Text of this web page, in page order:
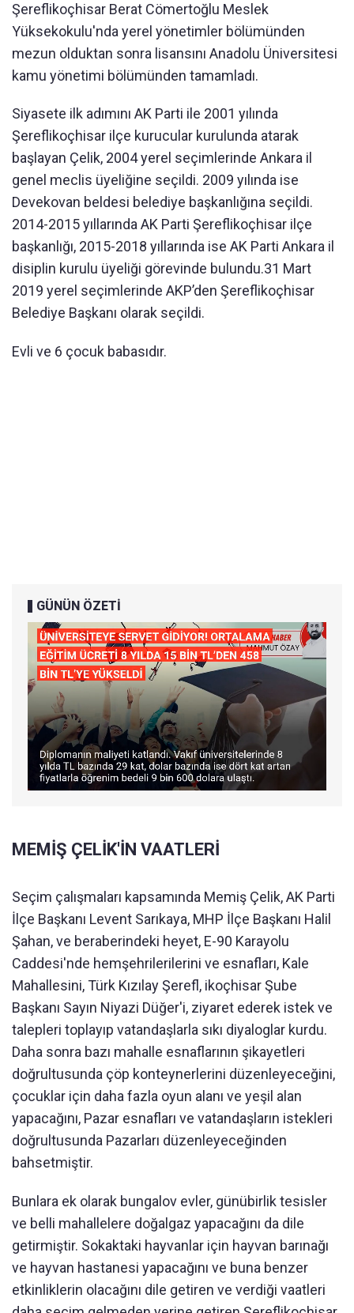
Şereflikoçhisar Berat Cömertoğlu Meslek
Yüksekokulu'nda yerel yönetimler bölümünden
mezun olduktan sonra lisansını Anadolu Üniversitesi
kamu yönetimi bölümünden tamamladı.
Siyasete ilk adımını AK Parti ile 2001 yılında
Şereflikoçhisar ilçe kurucular kurulunda atarak
başlayan Çelik, 2004 yerel seçimlerinde Ankara il
genel meclis üyeliğine seçildi. 2009 yılında ise
Devekovan beldesi belediye başkanlığına seçildi.
2014-2015 yıllarında AK Parti Şereflikoçhisar ilçe
başkanlığı, 2015-2018 yıllarında ise AK Parti Ankara il
disiplin kurulu üyeliği görevinde bulundu.31 Mart
2019 yerel seçimlerinde AKP’den Şereflikoçhisar
Belediye Başkanı olarak seçildi.
Evli ve 6 çocuk babasıdır.
GÜNÜN ÖZETİ
MEMİŞ ÇELİK'İN VAATLERİ
Seçim çalışmaları kapsamında Memiş Çelik, AK Parti
İlçe Başkanı Levent Sarıkaya, MHP İlçe Başkanı Halil
Şahan, ve beraberindeki heyet, E-90 Karayolu
Caddesi'nde hemşehrilerilerini ve esnafları, Kale
Mahallesini, Türk Kızılay Şerefl, ikoçhisar Şube
Başkanı Sayın Niyazi Düğer'i, ziyaret ederek istek ve
talepleri toplayıp vatandaşlarla sıkı diyaloglar kurdu.
Daha sonra bazı mahalle esnaflarının şikayetleri
doğrultusunda çöp konteynerlerini düzenleyeceğini,
çocuklar için daha fazla oyun alanı ve yeşil alan
yapacağını, Pazar esnafları ve vatandaşların istekleri
doğrultusunda Pazarları düzenleyeceğinden
bahsetmiştir.
Bunlara ek olarak bungalov evler, günübirlik tesisler
ve belli mahallelere doğalgaz yapacağını da dile
getirmiştir. Sokaktaki hayvanlar için hayvan barınağı
ve hayvan hastanesi yapacağını ve buna benzer
etkinliklerin olacağını dile getiren ve verdiği vaatleri